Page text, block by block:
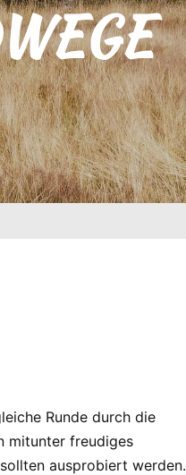
Runde durch die
mitunter freudiges
ausprobiert werden.